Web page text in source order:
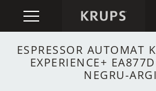
ESPRESSOR AUTOMAT
EXPERIENCE+
NEGRU-